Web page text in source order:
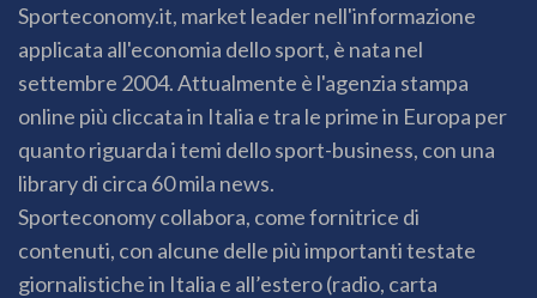
Sporteconomy.it, market leader nell'informazione
applicata all'economia dello sport, è nata nel
settembre 2004. Attualmente è l'agenzia stampa
online più cliccata in Italia e tra le prime in Europa per
quanto riguarda i temi dello sport-business, con una
library di circa 60 mila news.
Sporteconomy collabora, come fornitrice di
contenuti, con alcune delle più importanti testate
giornalistiche in Italia e all’estero (radio, carta